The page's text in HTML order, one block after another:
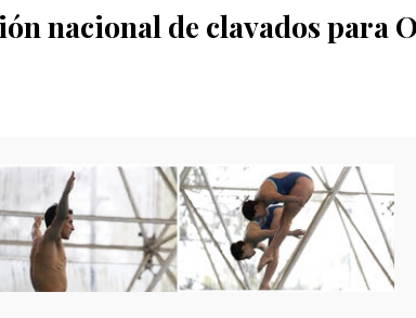
nacional de clavados para